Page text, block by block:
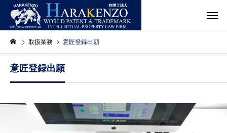
取扱業務 意匠登録出願
意匠登録出願